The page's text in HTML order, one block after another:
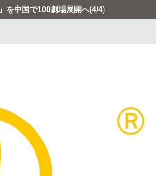
を中国で100劇場展開へ(4/4)